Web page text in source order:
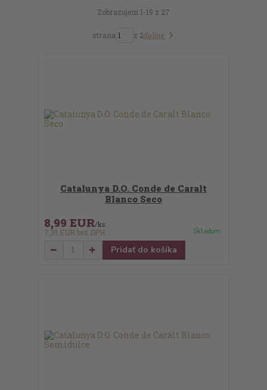
Zobrazujem 1-19 z 27
strana z 2ďalšie
Catalunya D.O. Conde de Caralt
Blanco Seco
8,99 EUR/ks
7,31 EUR bez DPH Skladom
Pridať do košíka